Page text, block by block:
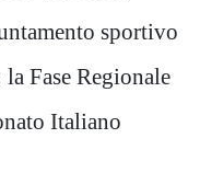
sportivo
Fase Regionale
Italiano